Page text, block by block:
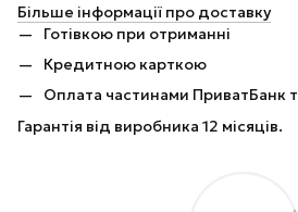
Більше інформації про доставку
Готівкою при отриманні
Кредитною карткою
Оплата частинами ПриватБанк
Гарантія від виробника 12 місяців.